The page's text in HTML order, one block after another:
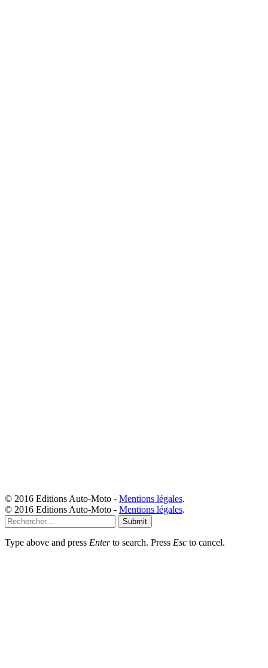
© 2016 Editions Auto-Moto - Mentions légales.
© 2016 Editions Auto-Moto - Mentions légales.
Submit
Type above and press Enterto search. Press Esc to cancel.